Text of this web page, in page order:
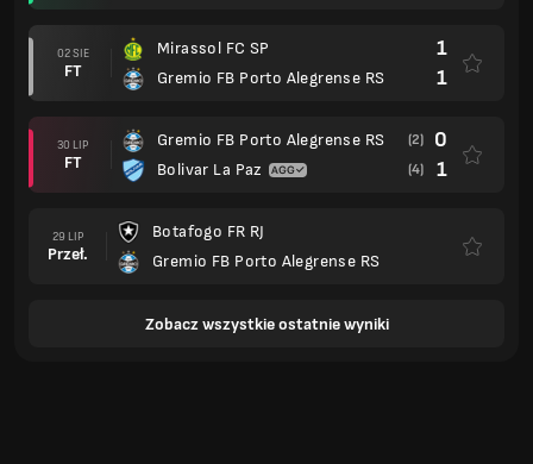
02 SIE
FT
Mirassol FC SP
Gremio FB Porto Alegrense RS
1
1
30 LIP
FT
Gremio FB Porto Alegrense RS
Bolivar La Paz
(2) 0
(4) 1
29 LIP
Przeł.
Botafogo FR RJ
Gremio FB Porto Alegrense RS
Zobacz wszystkie ostatnie wyniki